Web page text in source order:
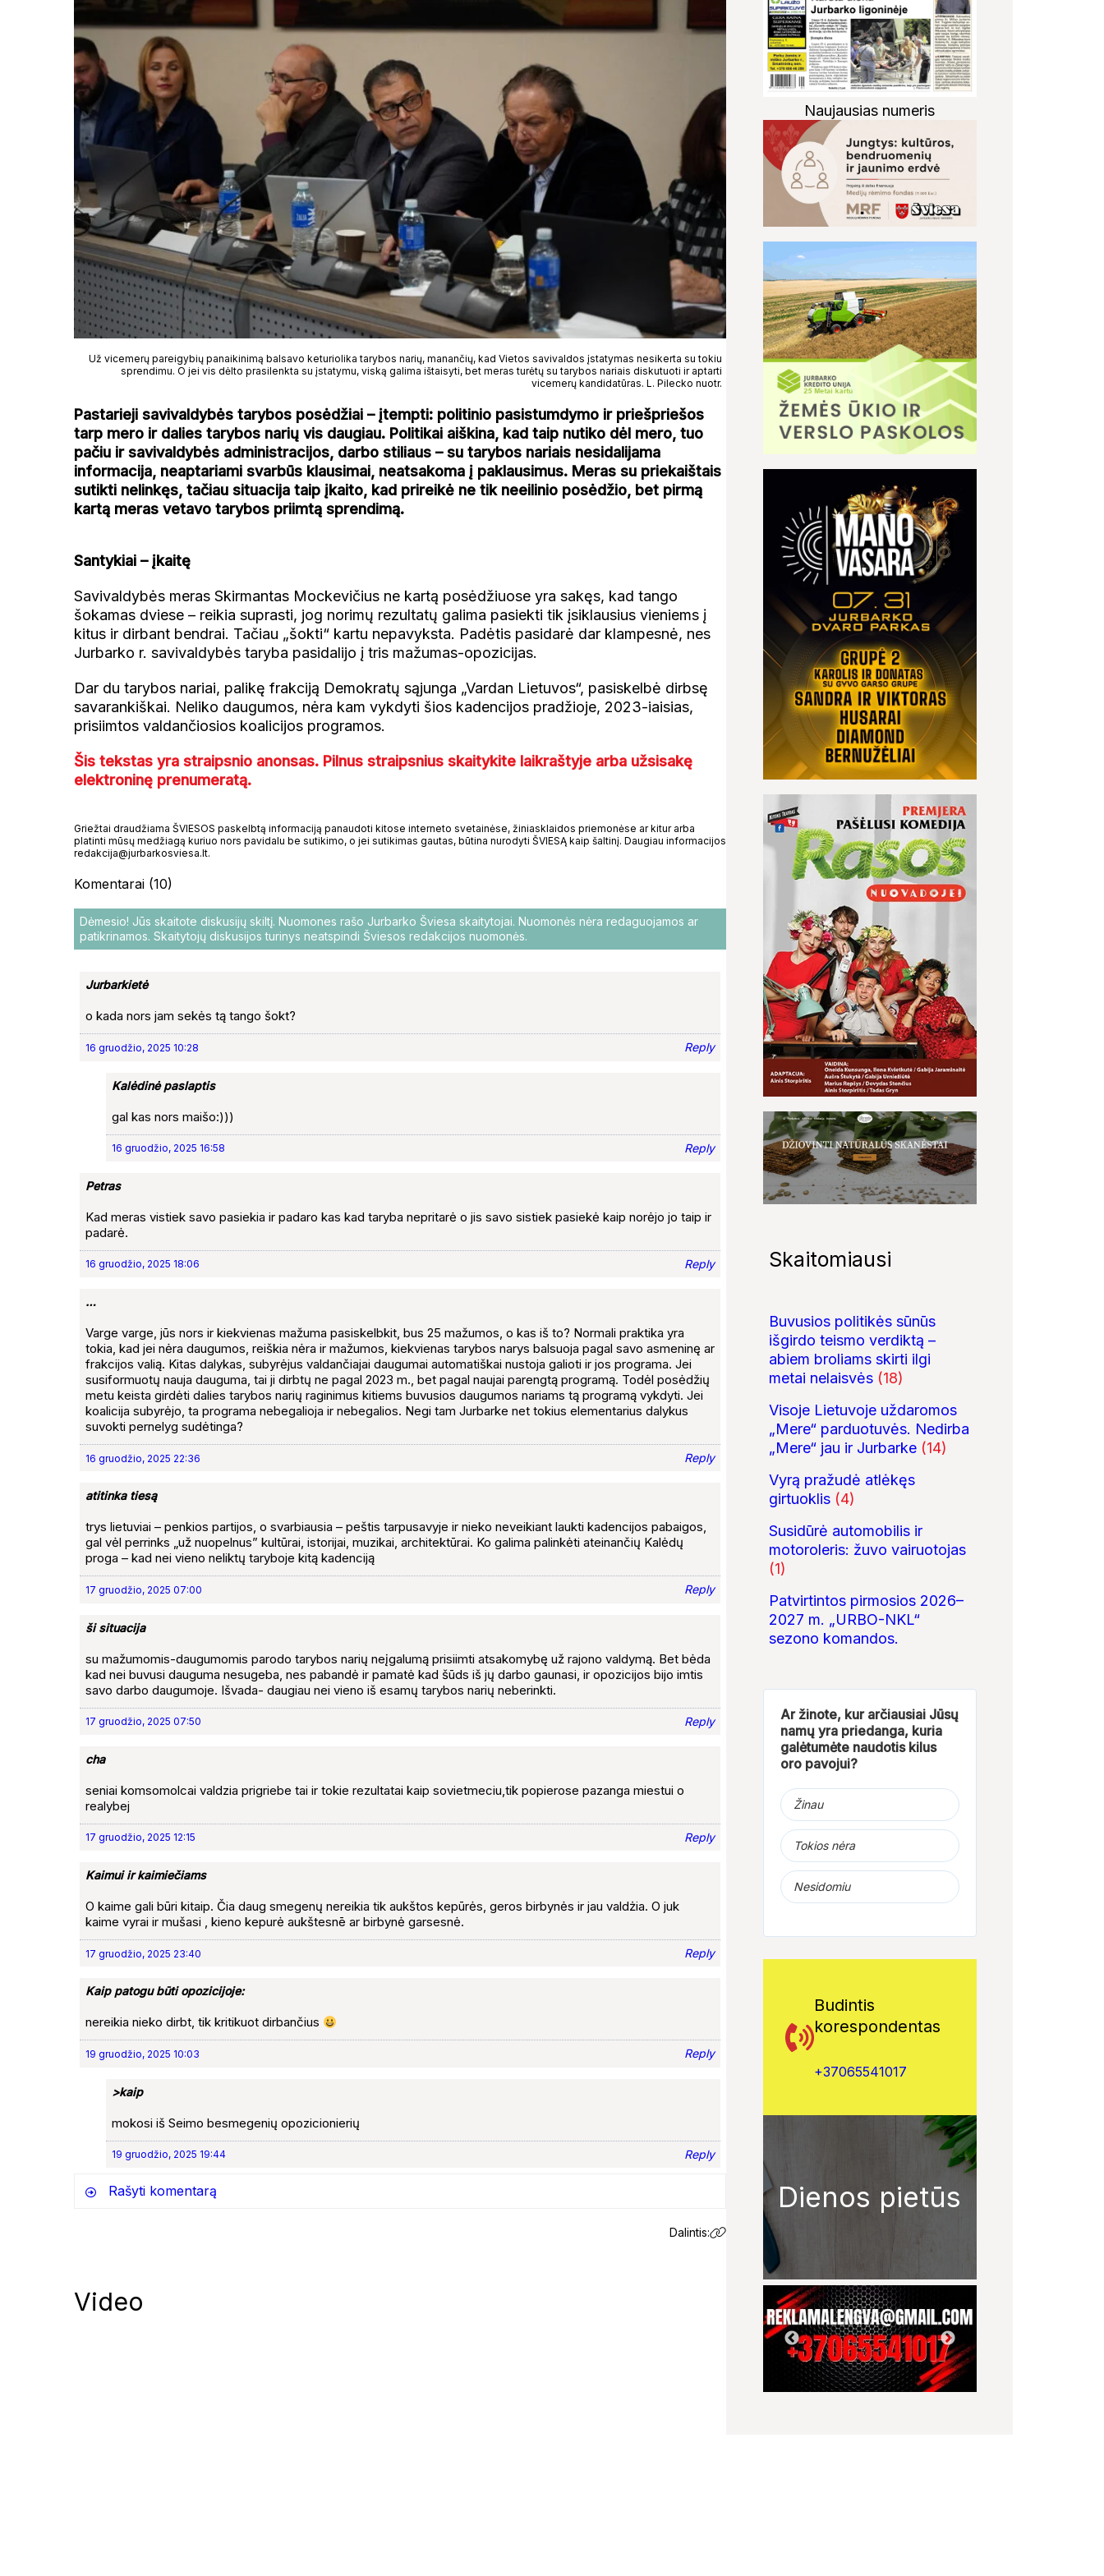
Už vicemerų pareigybių panaikinimą balsavo keturiolika tarybos narių, manančių, kad Vietos savivaldos įstatymas nesikerta su tokiu
sprendimu. O jei vis dėlto prasilenkta su įstatymu, viską galima ištaisyti, bet meras turėtų su tarybos nariais diskutuoti ir aptarti
vicemerų kandidatūras. L. Pilecko nuotr.
Pastarieji savivaldybės tarybos posėdžiai – įtempti: politinio pasistumdymo ir priešpriešos
tarp mero ir dalies tarybos narių vis daugiau. Politikai aiškina, kad taip nutiko dėl mero, tuo
pačiu ir savivaldybės administracijos, darbo stiliaus – su tarybos nariais nesidalijama
informacija, neaptariami svarbūs klausimai, neatsakoma į paklausimus. Meras su priekaištais
sutikti nelinkęs, tačiau situacija taip įkaito, kad prireikė ne tik neeilinio posėdžio, bet pirmą
kartą meras vetavo tarybos priimtą sprendimą.
Santykiai – įkaitę
Savivaldybės meras Skirmantas Mockevičius ne kartą posėdžiuose yra sakęs, kad tango
šokamas dviese – reikia suprasti, jog norimų rezultatų galima pasiekti tik įsiklausius vieniems į
kitus ir dirbant bendrai. Tačiau „šokti“ kartu nepavyksta. Padėtis pasidarė dar klampesnė, nes
Jurbarko r. savivaldybės taryba pasidalijo į tris mažumas-opozicijas.
Dar du tarybos nariai, palikę frakciją Demokratų sąjunga „Vardan Lietuvos“, pasiskelbė dirbsę
savarankiškai. Neliko daugumos, nėra kam vykdyti šios kadencijos pradžioje, 2023-iaisias,
prisiimtos valdančiosios koalicijos programos.
Šis tekstas yra straipsnio anonsas. Pilnus straipsnius skaitykite laikraštyje arba užsisakę
elektroninę prenumeratą.
Griežtai draudžiama ŠVIESOS paskelbtą informaciją panaudoti kitose interneto svetainėse, žiniasklaidos priemonėse ar kitur arba
platinti mūsų medžiagą kuriuo nors pavidalu be sutikimo, o jei sutikimas gautas, būtina nurodyti ŠVIESĄ kaip šaltinį. Daugiau informacijos
redakcija@jurbarkosviesa.lt.
Komentarai (10)
Dėmesio! Jūs skaitote diskusijų skiltį. Nuomones rašo Jurbarko Šviesa skaitytojai. Nuomonės nėra redaguojamos ar
patikrinamos. Skaitytojų diskusijos turinys neatspindi Šviesos redakcijos nuomonės.
Jurbarkietė
o kada nors jam sekės tą tango šokt?
16 gruodžio, 2025 10:28 Reply
Kalėdinė paslaptis
gal kas nors maišo:)))
16 gruodžio, 2025 16:58 Reply
Petras
Kad meras vistiek savo pasiekia ir padaro kas kad taryba nepritarė o jis savo sistiek pasiekė kaip norėjo jo taip ir
padarė.
16 gruodžio, 2025 18:06 Reply
…
Varge varge, jūs nors ir kiekvienas mažuma pasiskelbkit, bus 25 mažumos, o kas iš to? Normali praktika yra
tokia, kad jei nėra daugumos, reiškia nėra ir mažumos, kiekvienas tarybos narys balsuoja pagal savo asmeninę ar
frakcijos valią. Kitas dalykas, subyrėjus valdančiajai daugumai automatiškai nustoja galioti ir jos programa. Jei
susiformuotų nauja dauguma, tai ji dirbtų ne pagal 2023 m., bet pagal naujai parengtą programą. Todėl posėdžių
metu keista girdėti dalies tarybos narių raginimus kitiems buvusios daugumos nariams tą programą vykdyti. Jei
koalicija subyrėjo, ta programa nebegalioja ir nebegalios. Negi tam Jurbarke net tokius elementarius dalykus
suvokti pernelyg sudėtinga?
16 gruodžio, 2025 22:36 Reply
atitinka tiesą
trys lietuviai – penkios partijos, o svarbiausia – peštis tarpusavyje ir nieko neveikiant laukti kadencijos pabaigos,
gal vėl perrinks „už nuopelnus” kultūrai, istorijai, muzikai, architektūrai. Ko galima palinkėti ateinančių Kalėdų
proga – kad nei vieno neliktų taryboje kitą kadenciją
17 gruodžio, 2025 07:00 Reply
ši situacija
su mažumomis-daugumomis parodo tarybos narių neįgalumą prisiimti atsakomybę už rajono valdymą. Bet bėda
kad nei buvusi dauguma nesugeba, nes pabandė ir pamatė kad šūds iš jų darbo gaunasi, ir opozicijos bijo imtis
savo darbo daugumoje. Išvada- daugiau nei vieno iš esamų tarybos narių neberinkti.
17 gruodžio, 2025 07:50 Reply
cha
seniai komsomolcai valdzia prigriebe tai ir tokie rezultatai kaip sovietmeciu,tik popierose pazanga miestui o
realybej
17 gruodžio, 2025 12:15 Reply
Kaimui ir kaimiečiams
O kaime gali būri kitaip. Čia daug smegenų nereikia tik aukštos kepūrės, geros birbynės ir jau valdżia. O juk
kaime vyrai ir mušasi , kieno kepurė aukštesnē ar birbynė garsesnė.
17 gruodžio, 2025 23:40 Reply
Kaip patogu būti opozicijoje:
nereikia nieko dirbt, tik kritikuot dirbančius
19 gruodžio, 2025 10:03 Reply
>kaip
mokosi iš Seimo besmegenių opozicionierių
19 gruodžio, 2025 19:44 Reply
Rašyti komentarą
Dalintis:
Video
Naujausias numeris
Skaitomiausi
Buvusios politikės sūnūs
išgirdo teismo verdiktą –
abiem broliams skirti ilgi
metai nelaisvės (18)
Visoje Lietuvoje uždaromos
„Mere“ parduotuvės. Nedirba
„Mere“ jau ir Jurbarke (14)
Vyrą pražudė atlėkęs
girtuoklis (4)
Susidūrė automobilis ir
motoroleris: žuvo vairuotojas
(1)
Patvirtintos pirmosios 2026–
2027 m. „URBO-NKL“
sezono komandos.
Ar žinote, kur arčiausiai Jūsų
namų yra priedanga, kuria
galėtumėte naudotis kilus
oro pavojui?
Žinau
Tokios nėra
Nesidomiu
Budintis
korespondentas
+37065541017
Dienos pietūs